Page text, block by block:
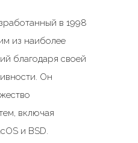
в 1998
из наиболее
благодаря своей
Он
включая
и BSD.